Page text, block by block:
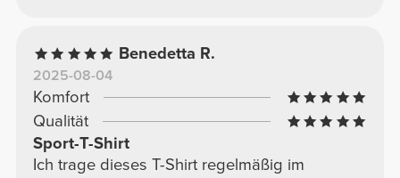
Benedetta R.
2025-08-04
Komfort
Qualität
Sport-T-Shirt
Ich trage dieses T-Shirt regelmäßig im